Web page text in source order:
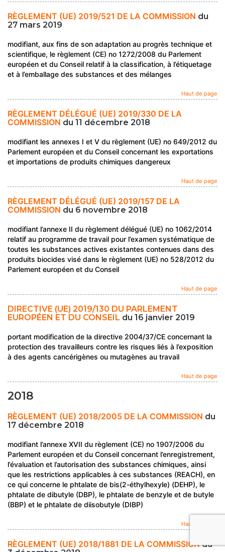
RÈGLEMENT (UE) 2019/521 DE LA COMMISSION du
27 mars 2019
modifiant, aux fins de son adaptation au progrès technique et
scientifique, le règlement (CE) no 1272/2008 du Parlement
européen et du Conseil relatif à la classification, à l’étiquetage
et à l’emballage des substances et des mélanges
Haut de page
RÈGLEMENT DÉLÉGUÉ (UE) 2019/330 DE LA
COMMISSION du 11 décembre 2018
modifiant les annexes I et V du règlement (UE) no 649/2012 du
Parlement européen et du Conseil concernant les exportations
et importations de produits chimiques dangereux
Haut de page
RÈGLEMENT DÉLÉGUÉ (UE) 2019/157 DE LA
COMMISSION du 6 novembre 2018
modifiant l’annexe II du règlement délégué (UE) no 1062/2014
relatif au programme de travail pour l’examen systématique de
toutes les substances actives existantes contenues dans des
produits biocides visé dans le règlement (UE) no 528/2012 du
Parlement européen et du Conseil
Haut de page
DIRECTIVE (UE) 2019/130 DU PARLEMENT
EUROPÉEN ET DU CONSEIL du 16 janvier 2019
portant modification de la directive 2004/37/CE concernant la
protection des travailleurs contre les risques liés à l’exposition
à des agents cancérigènes ou mutagènes au travail
Haut de page
2018
RÈGLEMENT (UE) 2018/2005 DE LA COMMISSION du
17 décembre 2018
modifiant l’annexe XVII du règlement (CE) no 1907/2006 du
Parlement européen et du Conseil concernant l’enregistrement,
l’évaluation et l’autorisation des substances chimiques, ainsi
que les restrictions applicables à ces substances (REACH), en
ce qui concerne le phtalate de bis(2-éthylhexyle) (DEHP), le
phtalate de dibutyle (DBP), le phtalate de benzyle et de butyle
(BBP) et le phtalate de diisobutyle (DIBP)
Haut de page
RÈGLEMENT (UE) 2018/1881 DE LA COMMISSION du